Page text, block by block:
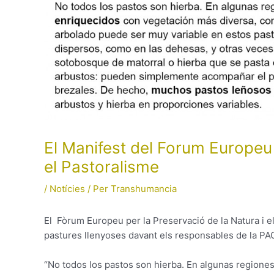
El Manifest del Forum
el Pastoralisme
/ Notícies / Per Transhumancia
El Fòrum Europeu per la Preservació de la Natura i
pastures llenyoses davant els responsables de la
“No todos los pastos son hierba. En algunas